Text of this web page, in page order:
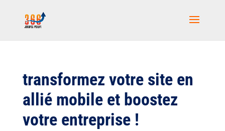
transformez votre site en
allié mobile et boostez
votre entreprise !